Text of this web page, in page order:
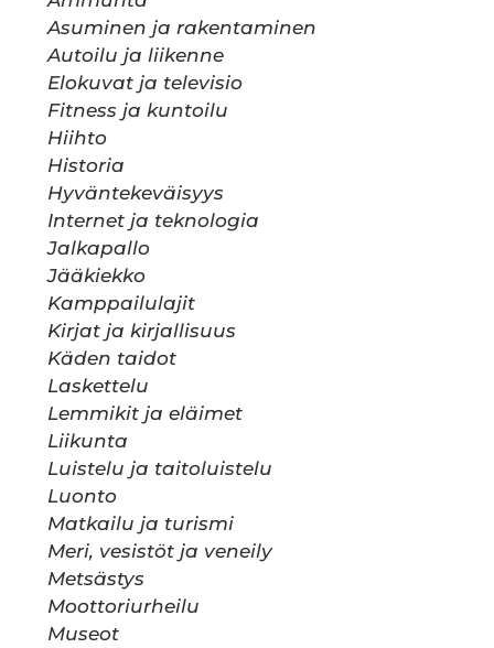
Asuminen ja rakentaminen
Autoilu ja liikenne
Elokuvat ja televisio
Fitness ja kuntoilu
Hiihto
Historia
Hyväntekeväisyys
Internet ja teknologia
Jalkapallo
Jääkiekko
Kamppailulajit
Kirjat ja kirjallisuus
Käden taidot
Laskettelu
Lemmikit ja eläimet
Liikunta
Luistelu ja taitoluistelu
Luonto
Matkailu ja turismi
Meri, vesistöt ja veneily
Metsästys
Moottoriurheilu
Museot